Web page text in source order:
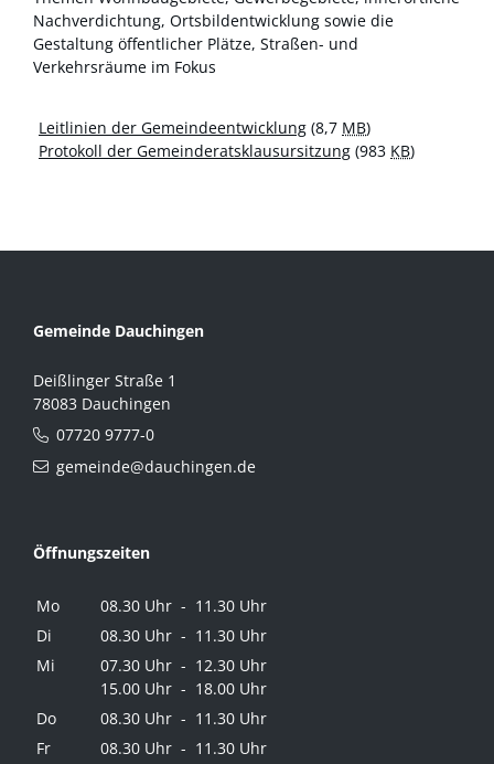
Nachverdichtung, Ortsbildentwicklung sowie die
Gestaltung öffentlicher Plätze, Straßen- und
Verkehrsräume im Fokus
Leitlinien der Gemeindeentwicklung (8,7 MB)
Protokoll der Gemeinderatsklausursitzung (983 KB)
Gemeinde Dauchingen
Deißlinger Straße 1
78083 Dauchingen
07720 9777-0
gemeinde@dauchingen.de
Öffnungszeiten
Mo
08.30 Uhr - 11.30 Uhr
Di
08.30 Uhr - 11.30 Uhr
Mi
07.30 Uhr - 12.30 Uhr
15.00 Uhr - 18.00 Uhr
Do
08.30 Uhr - 11.30 Uhr
Fr
08.30 Uhr - 11.30 Uhr